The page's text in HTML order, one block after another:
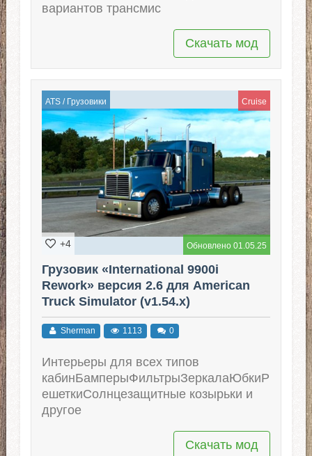
вариантов трансмис
Скачать мод
ATS/ Грузовики Cruise
Обновлено 01.05.25
+4
Грузовик «International 9900i
Rework» версия 2.6 для American
Truck Simulator (v1.54.x)
Sherman 1113 0
Интерьеры для всех типов
кабинБамперыФильтрыЗеркалаЮбкиР
ешеткиСолнцезащитные козырьки и
другое
Скачать мод